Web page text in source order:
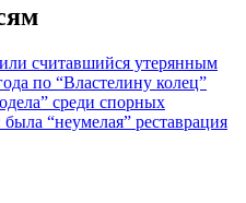
считавшийся утерянным
по “Властелину колец”
среди спорных
“неумелая” реставрация